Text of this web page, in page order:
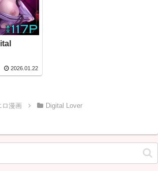
2026.01.22
ロ漫画 Digital Lover